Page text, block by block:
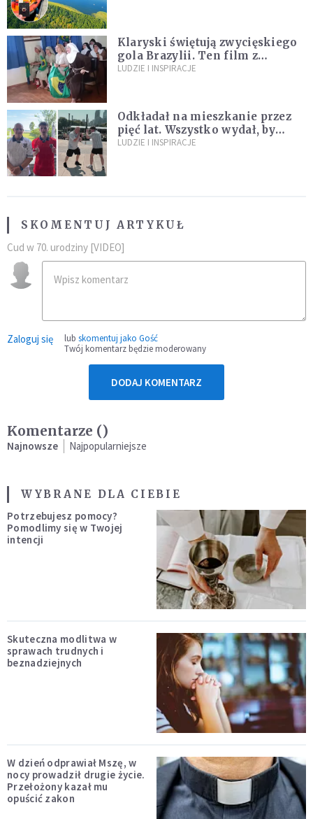
Klaryski świętują zwycięskiego
gola Brazylii. Ten film z
zakonnicami obejrzały już
LUDZIE I INSPIRACJE
Odkładał na mieszkanie przez
pięć lat. Wszystko wydał, by
spełnić marzenie 80-letniego
LUDZIE I INSPIRACJE
SKOMENTUJ ARTYKUŁ
Cud w 70. urodziny [VIDEO]
Zaloguj się lub skomentuj jako Gość
Twój komentarz będzie moderowany
DODAJ KOMENTARZ
Komentarze ()
Najnowsze Najpopularniejsze
WYBRANE DLA CIEBIE
Potrzebujesz pomocy?
Pomodlimy się w Twojej
intencji
Skuteczna modlitwa w
sprawach trudnych i
beznadziejnych
W dzień odprawiał Mszę, w
nocy prowadził drugie życie.
Przełożony kazał mu
opuścić zakon